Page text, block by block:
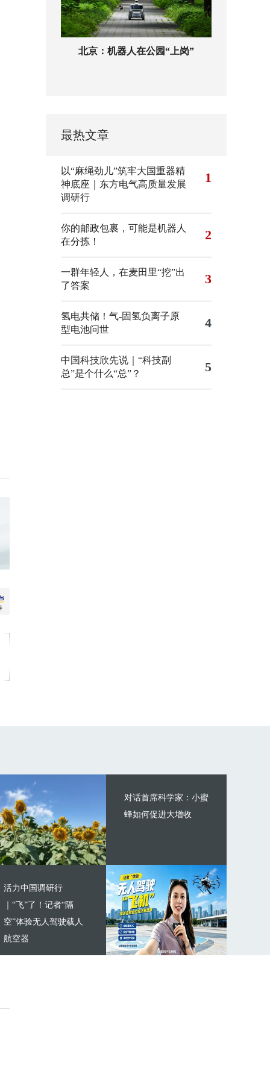
北京：机器人在公园“上岗”
最热文章
以“麻绳劲儿”筑牢大国重器精
神底座｜东方电气高质量发展
调研行
1
你的邮政包裹，可能是机器人
在分拣！
2
一群年轻人，在麦田里“挖”出
了答案
3
氢电共储！气-固氢负离子原
型电池问世
4
中国科技欣先说｜“科技副
总”是个什么“总”？
5
对话首席科学家：小蜜
蜂如何促进大增收
活力中国调研行
｜“飞”了！记者“隔
空”体验无人驾驶载人
航空器